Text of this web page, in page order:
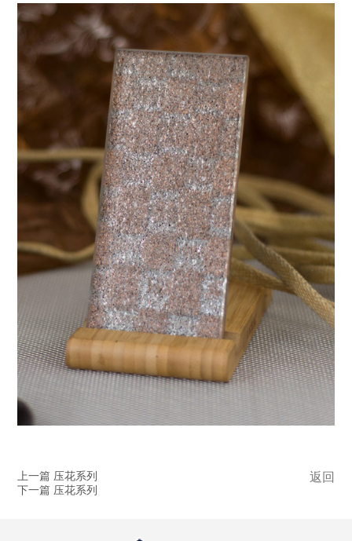
返回
上一篇 压花系列
下一篇 压花系列